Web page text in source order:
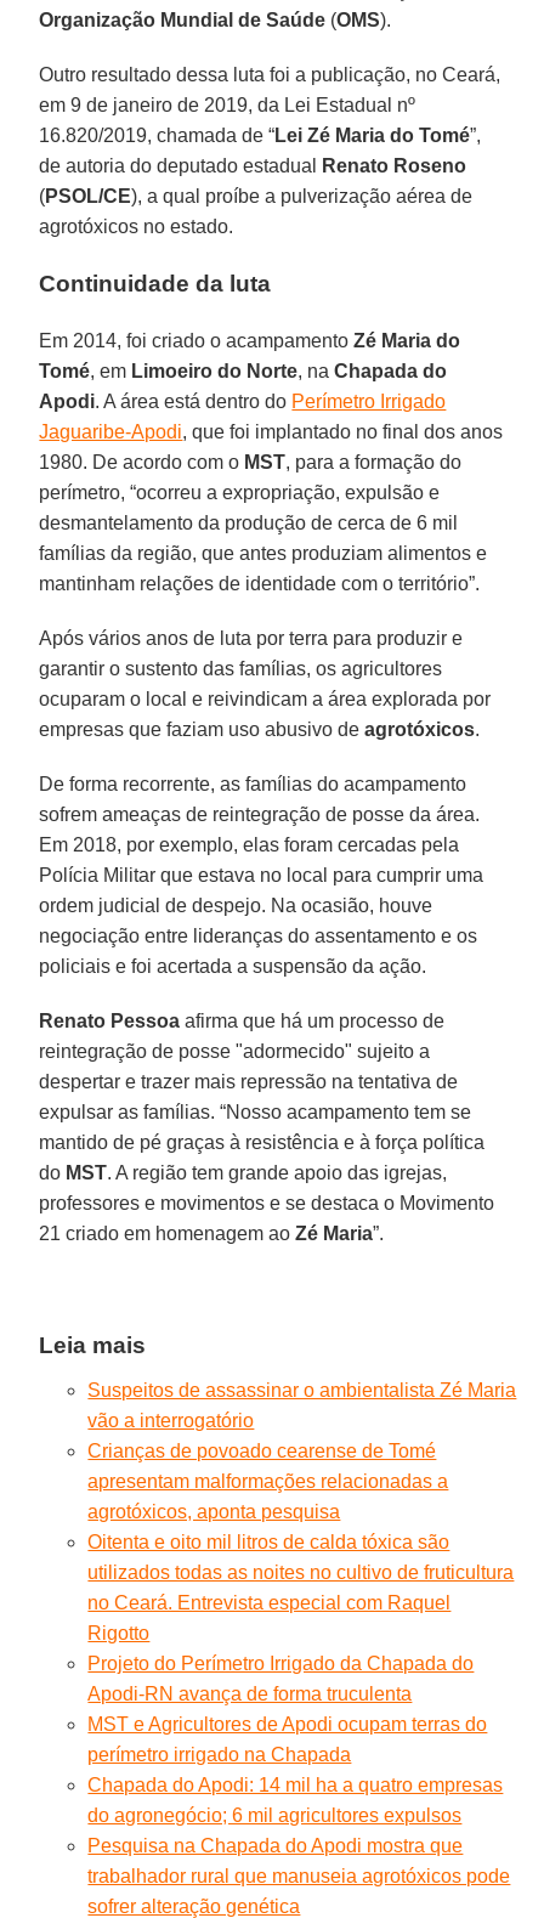
Organização Mundial de Saúde (OMS).
Outro resultado dessa luta foi a publicação, no Ceará,
em 9 de janeiro de 2019, da Lei Estadual nº
16.820/2019, chamada de “Lei Zé Maria do Tomé”,
de autoria do deputado estadual
Renato Roseno
(PSOL/CE), a qual proíbe a pulverização aérea de
agrotóxicos no estado.
Continuidade da luta
Em 2014, foi criado o acampamentoZé Maria do
Tomé, em Limoeiro do Norte, naChapada do
Apodi. A área está dentro do Perímetro Irrigado
Jaguaribe-Apodi, que foi implantado no final dos anos
1980. De acordo com o MST, para a formação do
perímetro, “ocorreu a expropriação, expulsão e
desmantelamento da produção de cerca de 6 mil
famílias da região, que antes produziam alimentos e
mantinham relações de identidade com o território”.
Após vários anos de luta por terra para produzir e
garantir o sustento das famílias, os agricultores
ocuparam o local e reivindicam a área explorada por
empresas que faziam uso abusivo deagrotóxicos.
De forma recorrente, as famílias do acampamento
sofrem ameaças de reintegração de posse da área.
Em 2018, por exemplo, elas foram cercadas pela
Polícia Militar que estava no local para cumprir uma
ordem judicial de despejo. Na ocasião, houve
negociação entre lideranças do assentamento e os
policiais e foi acertada a suspensão da ação.
Renato Pessoa afirma que há um processo de
reintegração de posse "adormecido" sujeito a
despertar e trazer mais repressão na tentativa de
expulsar as famílias. “Nosso acampamento tem se
mantido de pé graças à resistência e à força política
do MST. A região tem grande apoio das igrejas,
professores e movimentos e se destaca o Movimento
21 criado em homenagem aoZé Maria”.
Leia mais
Suspeitos de assassinar o ambientalista Zé Maria
vão a interrogatório
Crianças de povoado cearense de Tomé
apresentam malformações relacionadas a
agrotóxicos, aponta pesquisa
Oitenta e oito mil litros de calda tóxica são
utilizados todas as noites no cultivo de fruticultura
no Ceará. Entrevista especial com Raquel
Rigotto
Projeto do Perímetro Irrigado da Chapada do
Apodi-RN avança de forma truculenta
MST e Agricultores de Apodi ocupam terras do
perímetro irrigado na Chapada
Chapada do Apodi: 14 mil ha a quatro empresas
do agronegócio; 6 mil agricultores expulsos
Pesquisa na Chapada do Apodi mostra que
trabalhador rural que manuseia agrotóxicos pode
sofrer alteração genética